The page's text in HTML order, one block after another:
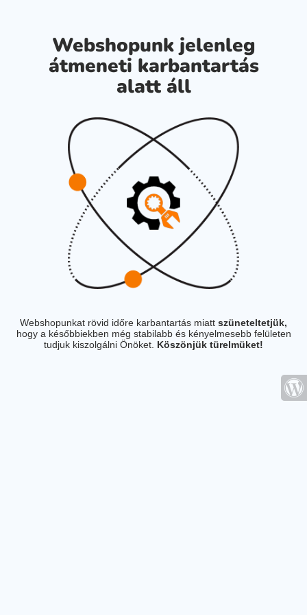
Webshopunk jelenleg
átmeneti karbantartás
alatt áll
Webshopunkat rövid időre karbantartás miatt szüneteltetjük,
hogy a későbbiekben még stabilabb és kényelmesebb felületen
tudjuk kiszolgálni Önöket. Köszönjük türelmüket!